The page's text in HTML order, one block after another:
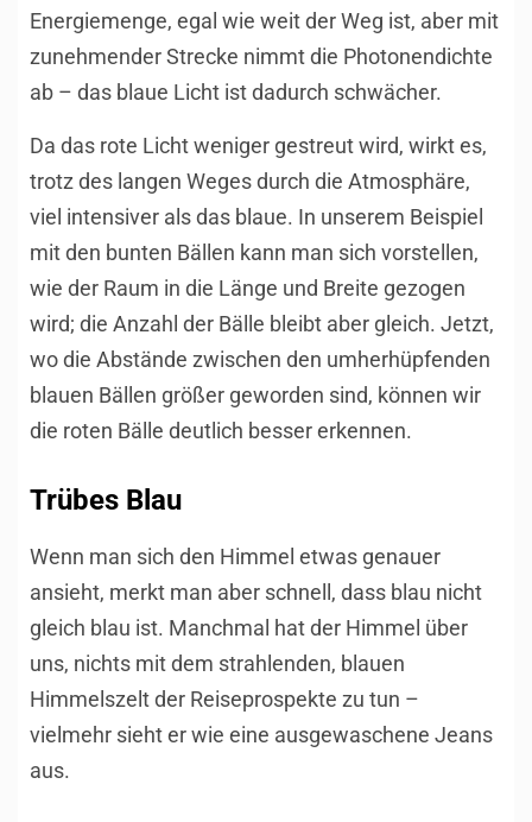
Energiemenge, egal wie weit der Weg ist, aber mit
zunehmender Strecke nimmt die Photonendichte
ab – das blaue Licht ist dadurch schwächer.
Da das rote Licht weniger gestreut wird, wirkt es,
trotz des langen Weges durch die Atmosphäre,
viel intensiver als das blaue. In unserem Beispiel
mit den bunten Bällen kann man sich vorstellen,
wie der Raum in die Länge und Breite gezogen
wird; die Anzahl der Bälle bleibt aber gleich. Jetzt,
wo die Abstände zwischen den umherhüpfenden
blauen Bällen größer geworden sind, können wir
die roten Bälle deutlich besser erkennen.
Trübes Blau
Wenn man sich den Himmel etwas genauer
ansieht, merkt man aber schnell, dass blau nicht
gleich blau ist. Manchmal hat der Himmel über
uns, nichts mit dem strahlenden, blauen
Himmelszelt der Reiseprospekte zu tun –
vielmehr sieht er wie eine ausgewaschene Jeans
aus.